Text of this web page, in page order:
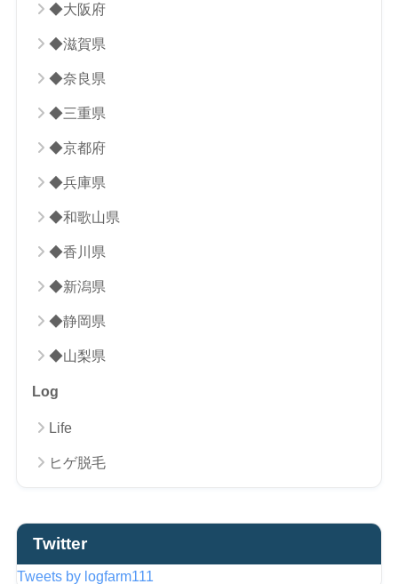
◆大阪府
◆滋賀県
◆奈良県
◆三重県
◆京都府
◆兵庫県
◆和歌山県
◆香川県
◆新潟県
◆静岡県
◆山梨県
Log
Life
ヒゲ脱毛
Twitter
Tweets by logfarm111